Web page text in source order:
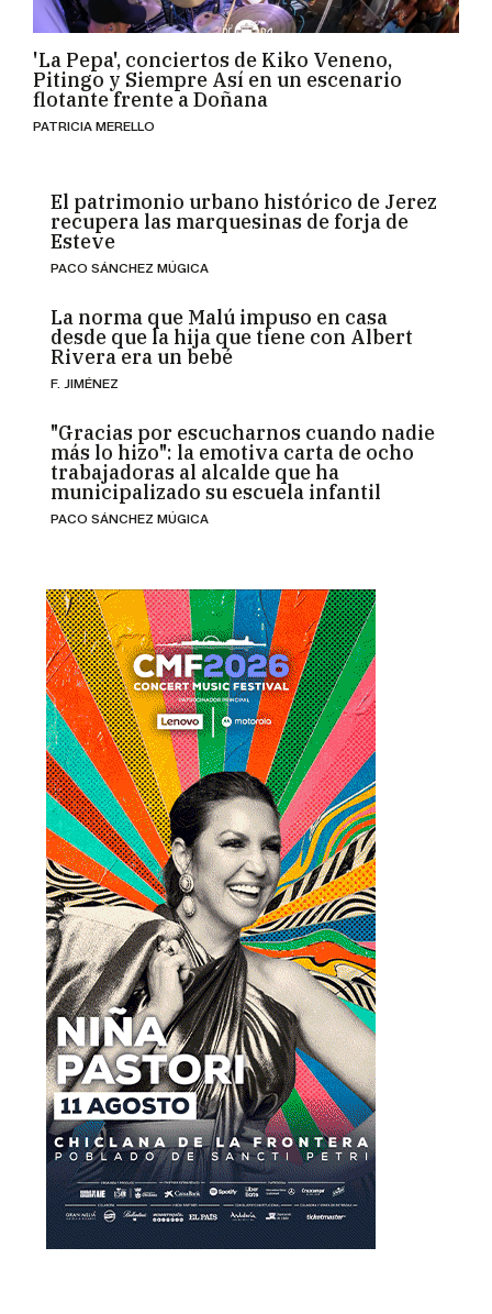
'La Pepa', conciertos de Kiko Veneno,
Pitingo y Siempre Así en un escenario
flotante frente a Doñana
PATRICIA MERELLO
El patrimonio urbano histórico de Jerez
recupera las marquesinas de forja de
Esteve
PACO SÁNCHEZ MÚGICA
La norma que Malú impuso en casa
desde que la hija que tiene con Albert
Rivera era un bebé
F. JIMÉNEZ
"Gracias por escucharnos cuando nadie
más lo hizo": la emotiva carta de ocho
trabajadoras al alcalde que ha
municipalizado su escuela infantil
PACO SÁNCHEZ MÚGICA